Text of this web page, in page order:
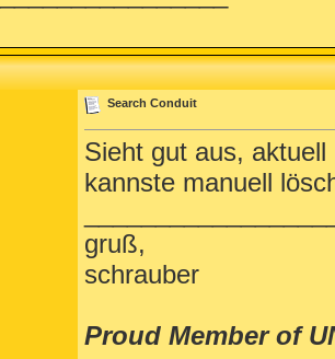
Search Conduit
Sieht gut aus,
kannste manuell
gruß,
schrauber
Proud Member of